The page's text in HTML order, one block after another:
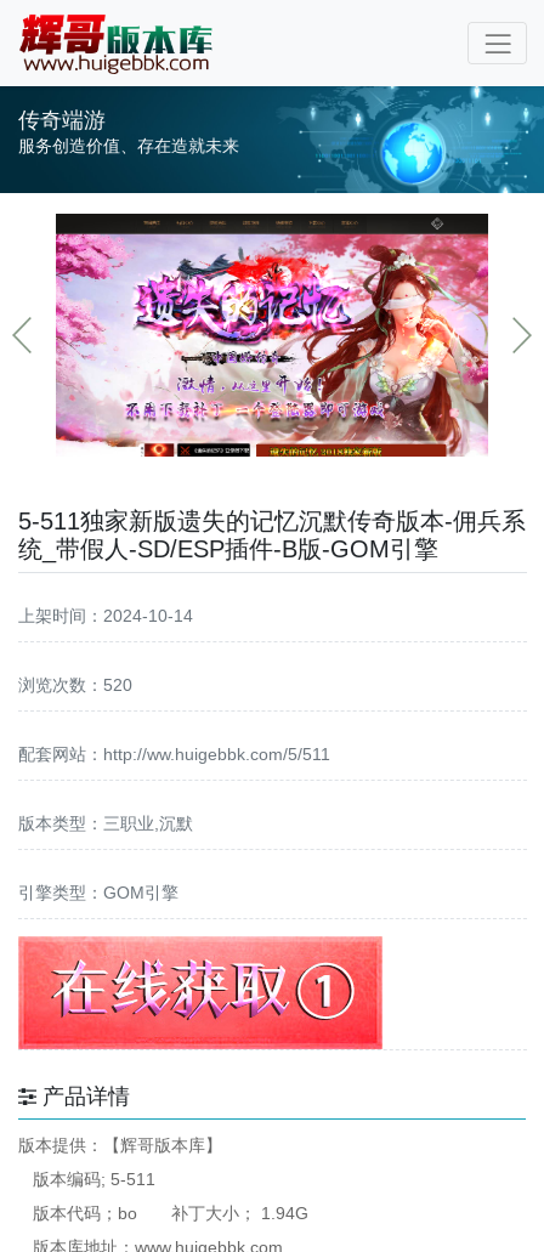
传奇端游
服务创造价值、存在造就未来
5-511独家新版遗失的记忆沉默传奇版本-佣兵系
统_带假人-SD/ESP插件-B版-GOM引擎
上架时间：2024-10-14
浏览次数：520
配套网站： http://ww.huigebbk.com/5/511
版本类型：三职业,沉默
引擎类型：GOM引擎
产品详情
版本提供：【辉哥版本库】
版本编码; 5-511
版本代码；bo 补丁大小； 1.94G
版本库地址：www.huigebbk.com